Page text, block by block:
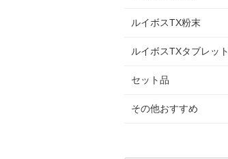
ルイボスTX粉末
ルイボスTXタブレット
セット品
その他おすすめ